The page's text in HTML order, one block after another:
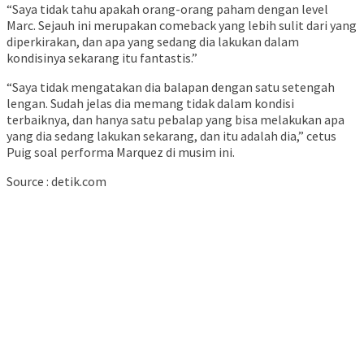
“Saya tidak tahu apakah orang-orang paham dengan level
Marc. Sejauh ini merupakan comeback yang lebih sulit dari yang
diperkirakan, dan apa yang sedang dia lakukan dalam
kondisinya sekarang itu fantastis.”
“Saya tidak mengatakan dia balapan dengan satu setengah
lengan. Sudah jelas dia memang tidak dalam kondisi
terbaiknya, dan hanya satu pebalap yang bisa melakukan apa
yang dia sedang lakukan sekarang, dan itu adalah dia,” cetus
Puig soal performa Marquez di musim ini.
Source : detik.com